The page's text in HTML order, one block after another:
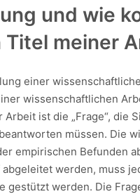
und wie
meiner
einer
wissenschaftlichen
ist die „Frage“, die
müssen. Die
empirischen Befunden
werden, muss
gestützt werden. Die